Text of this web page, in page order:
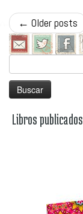
← Older posts
Libros publicados